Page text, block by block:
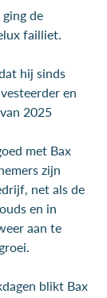
de
failliet.
hij sinds
en
2025
met Bax
zijn
net als de
en in
aan te
blikt Bax